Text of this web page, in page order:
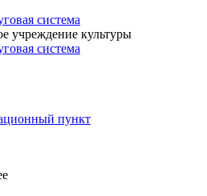
система
учреждение культуры
система
пункт